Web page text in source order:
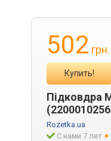
502 грн.
Купить!
Підковдра
Rozetka.ua
С нами 7 лет